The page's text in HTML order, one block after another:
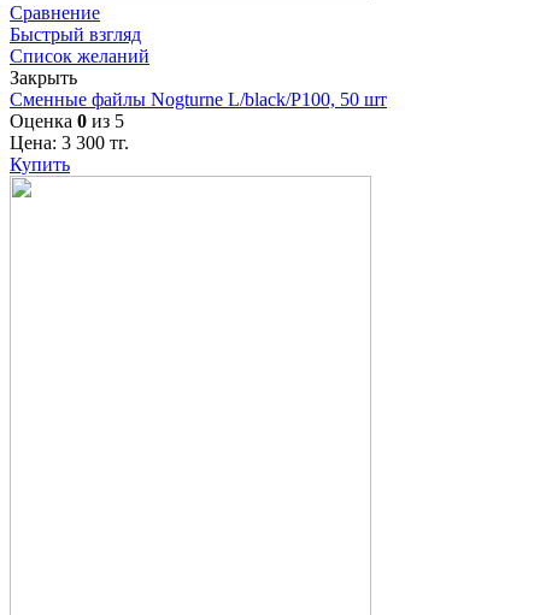
Сравнение
Быстрый взгляд
Список желаний
Закрыть
Сменные файлы Nogturne L/black/P100, 50 шт
Оценка 0 из 5
Цена: 3 300 тг.
Купить